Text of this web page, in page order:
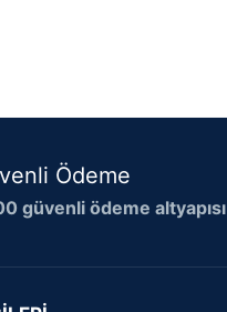
Ödeme
güvenli ödeme altyapısı